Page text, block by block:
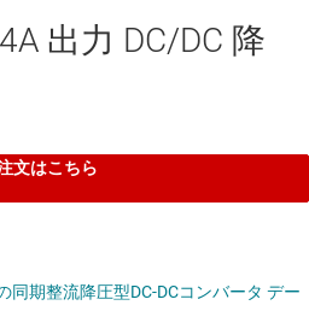
出力 DC/DC 降
文はこちら
同期整流降圧型DC-DCコンバータ デー